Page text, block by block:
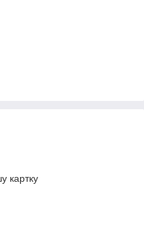
картку